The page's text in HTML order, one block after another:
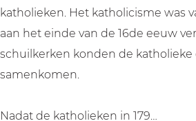
katholieken. Het katholicisme was
aan het einde van de 16de eeuw
schuilkerken konden de
samenkomen.
Nadat de katholieken in 179…